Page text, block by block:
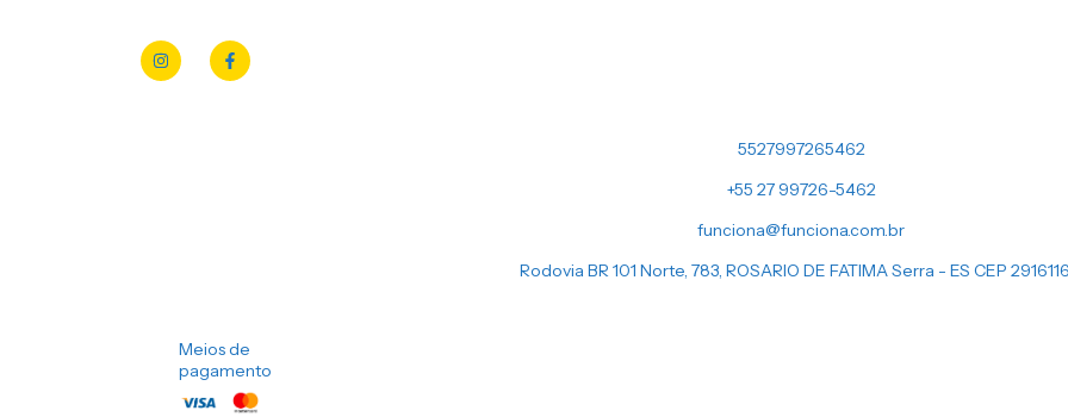
5527997265462
+55 27 99726-5462
funciona@funciona.com.br
Rodovia BR 101 Norte, 783, ROSARIO DE FATIMA Serra - ES CEP
Meios de
pagamento